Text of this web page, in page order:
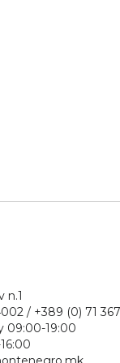
/ +389 (0) 71
09:00-19:00